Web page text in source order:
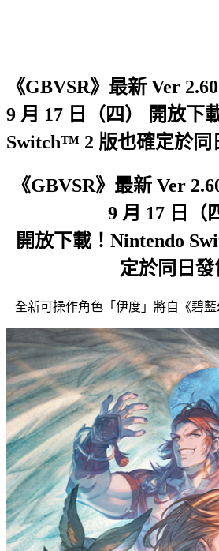
《GBVSR》最新 Ver
9 月 17 日（四） 開放下
Switch™ 2 版也確定於同
《GBVSR》最新 Ver
9 月 17 日（
開放下載！Nintendo
定於同日發
全新可操作角色「伊度」將自《碧